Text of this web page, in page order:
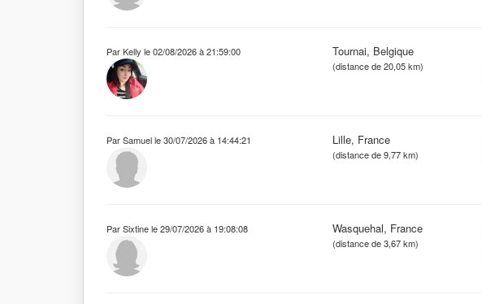
Par Kelly le 02/08/2026 à 21:59:00 Tournai, Belgique
(distance de 20,05 km)
Par Samuel le 30/07/2026 à 14:44:21 Lille, France
(distance de 9,77 km)
Par Sixtine le 29/07/2026 à 19:08:08 Wasquehal, France
(distance de 3,67 km)